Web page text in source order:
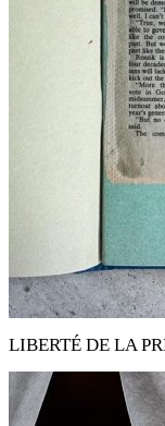
LIBERTÉ DE LA